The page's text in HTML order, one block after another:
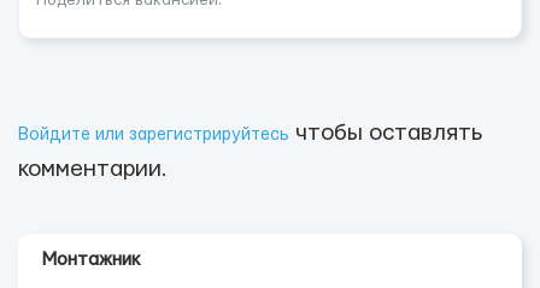
Войдите или зарегистрируйтесь чтобы оставлять
комментарии.
Монтажник